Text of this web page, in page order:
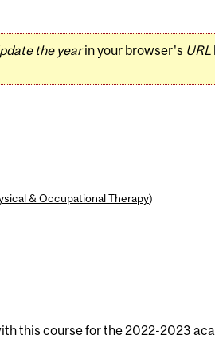
the yearin your browser's URL
& Occupational Therapy)
this course for the 2022-2023